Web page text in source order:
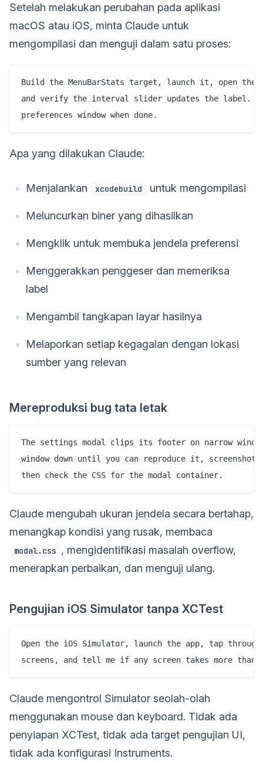
Setelah melakukan perubahan pada aplikasi
macOS atau iOS, minta Claude untuk
mengompilasi dan menguji dalam satu proses:
Build the MenuBarStats target, launch it, open the
and verify the interval slider updates the label.
Apa yang dilakukan Claude:
Menjalankan xcodebuild untuk mengompilasi
Meluncurkan biner yang dihasilkan
Mengklik untuk membuka jendela preferensi
Menggerakkan penggeser dan memeriksa
label
Mengambil tangkapan layar hasilnya
Melaporkan setiap kegagalan dengan lokasi
sumber yang relevan
Mereproduksi bug tata letak
The settings modal clips its footer on narrow
window down until you can reproduce it,
Claude mengubah ukuran jendela secara bertahap,
menangkap kondisi yang rusak, membaca
modal.css , mengidentifikasi masalah overflow,
menerapkan perbaikan, dan menguji ulang.
Pengujian iOS Simulator tanpa XCTest
Open the iOS Simulator, launch the app, tap through
Claude mengontrol Simulator seolah-olah
menggunakan mouse dan keyboard. Tidak ada
penyiapan XCTest, tidak ada target pengujian UI,
tidak ada konfigurasi Instruments.